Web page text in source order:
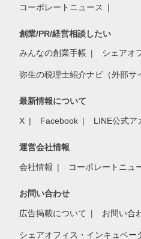
コーポレートニュース
創業/PR/経営相談したい
みんなの創業手帳 シェアオ
弥生の税理士紹介ナビ（外部サ
最新情報について
X Facebook LINE公式ア
運営会社情報
会社情報 コーポレートニュ
お問い合わせ
広告掲載について お問い合
シェアオフィス・インキュベー